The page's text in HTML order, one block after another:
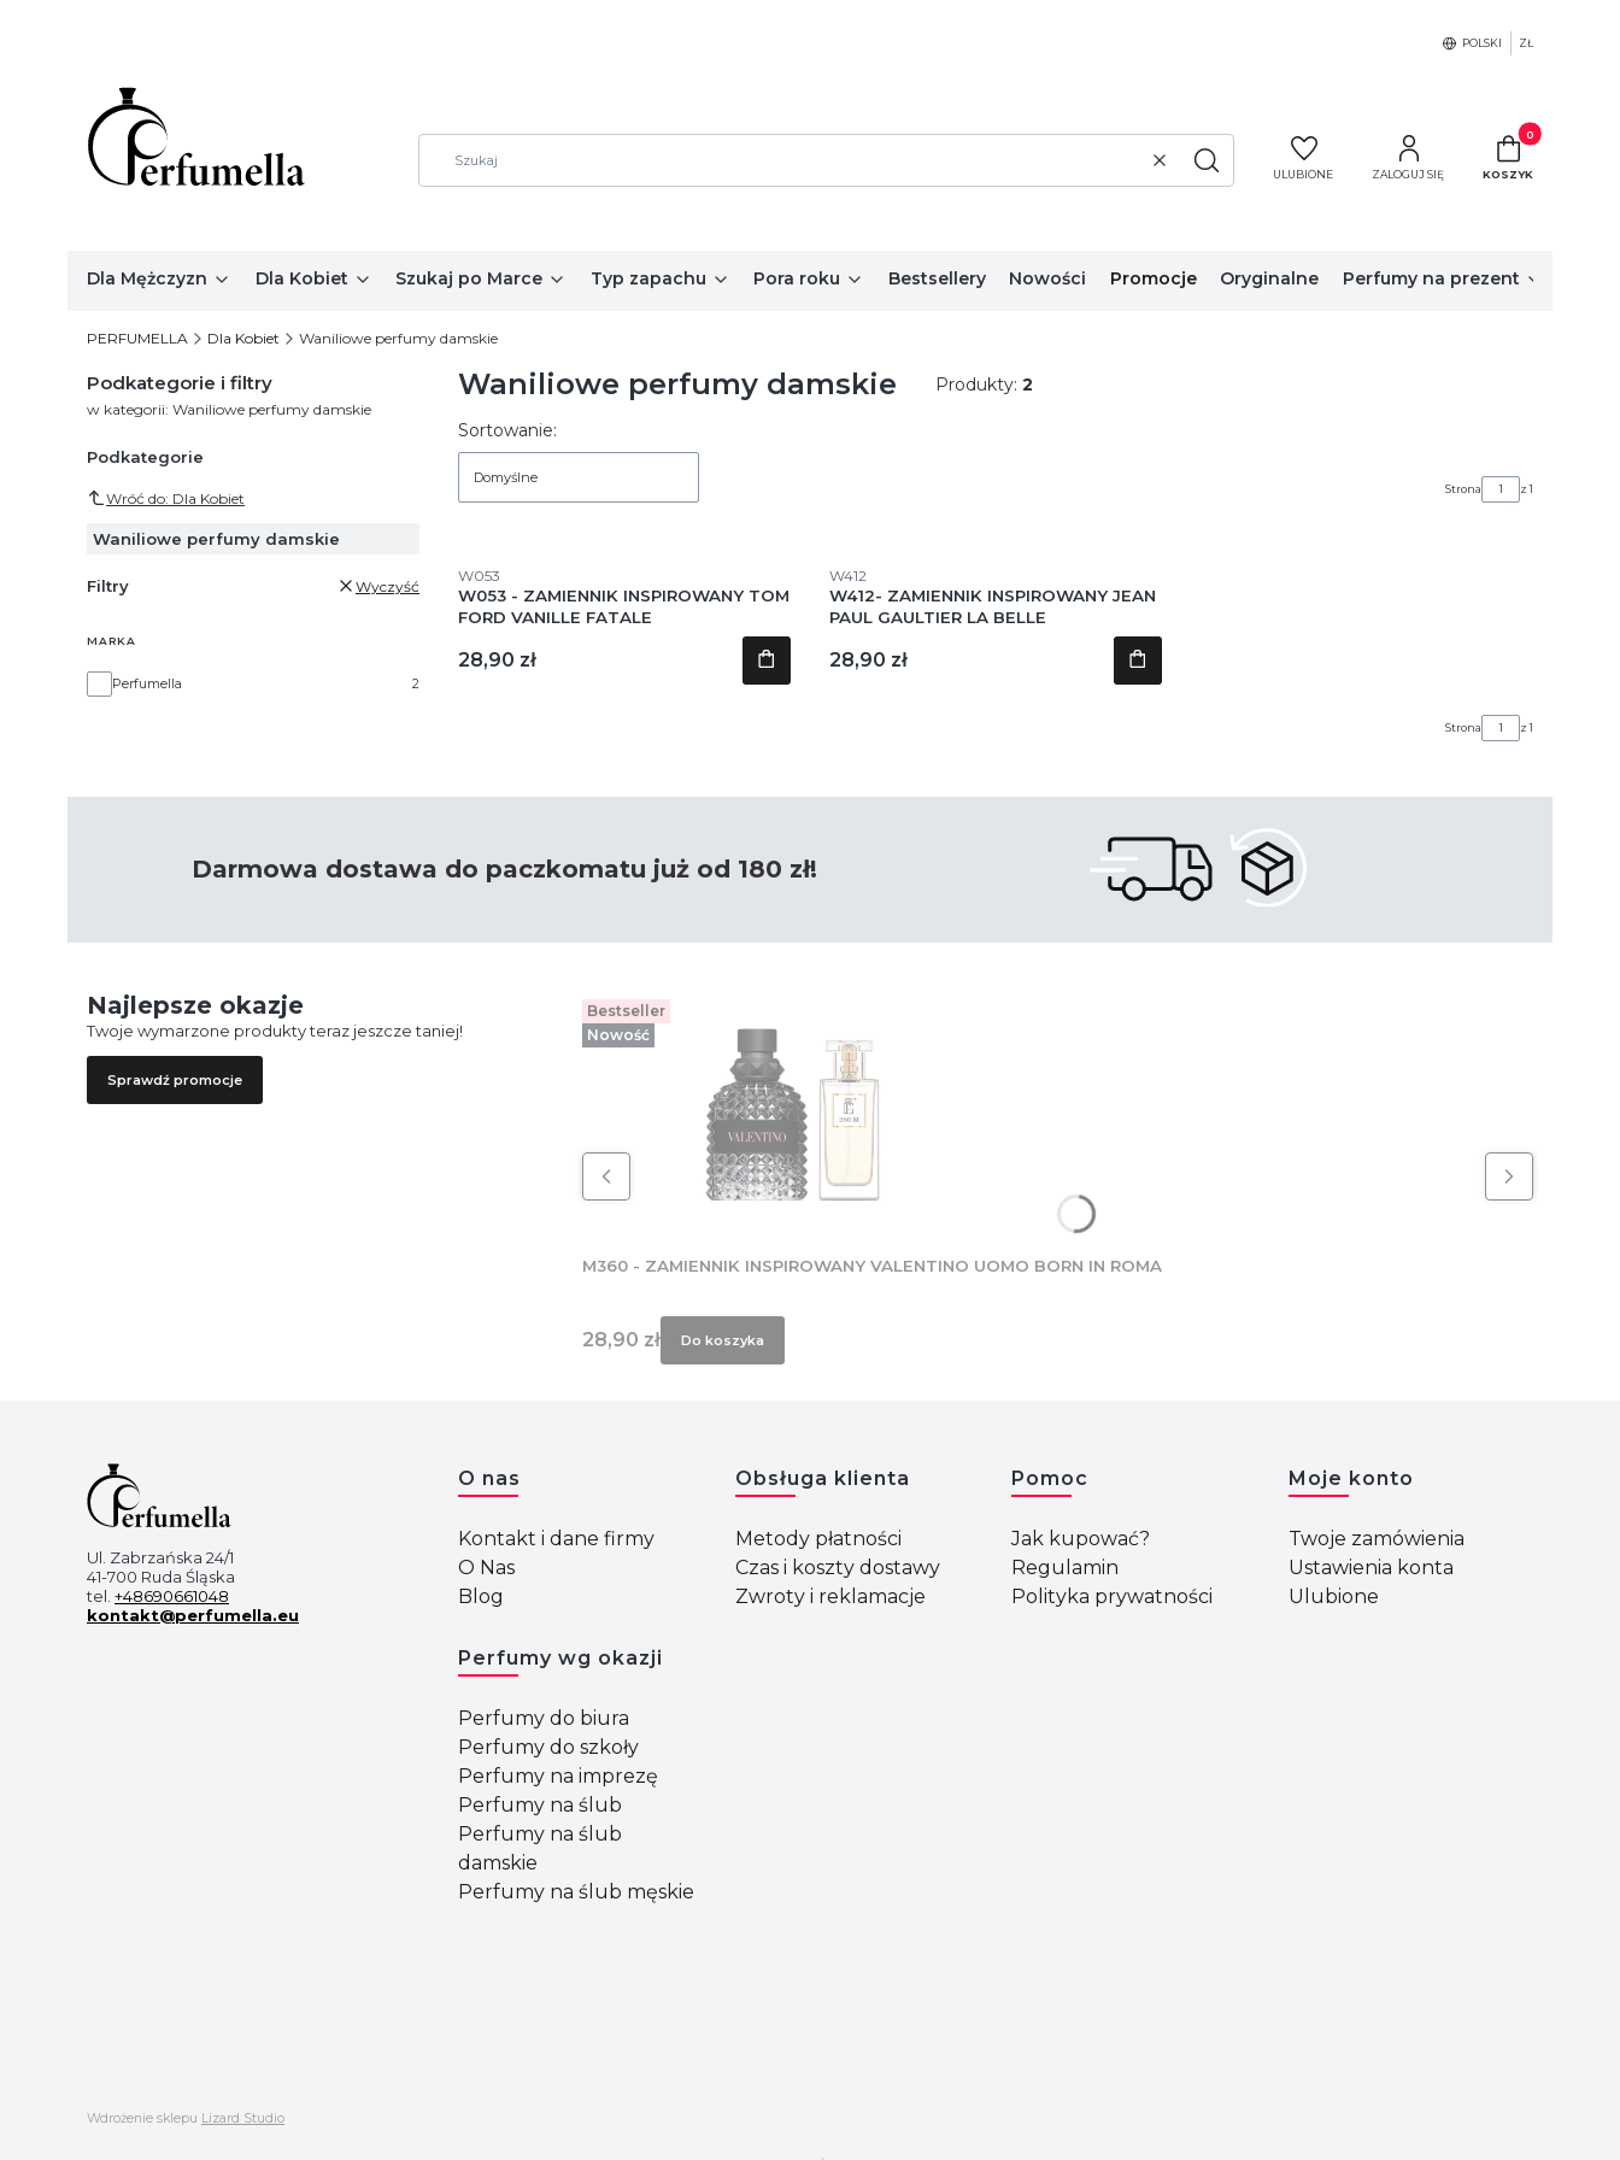
POLSKI ZŁ
WyczyśćSzukaj ULUBIONE ZALOGUJ SIĘ
Produkty w
KOSZYK
Dla Mężczyzn Dla Kobiet Szukaj po Marce Typ zapachu Pora roku Bestsellery Nowości Promocje Oryginalne Perfumy na prezent
PERFUMELLA Dla Kobiet Waniliowe perfumy damskie
Podkategorie i filtry
w kategorii: Waniliowe perfumy damskie
Podkategorie
Wróć do: Dla Kobiet
Waniliowe perfumy damskie
Filtry Wyczyść
MARKA
MarkaPerfumella 2
Waniliowe perfumy damskie Produkty: 2
Lista produktów
Sortowanie:
Domyślne
Strona z 1
Kod produktu
W053
W053 - ZAMIENNIK INSPIROWANY TOM
FORD VANILLE FATALE
Cena
28,90 zł
Kod produktu
W412
W412- ZAMIENNIK INSPIROWANY JEAN
PAUL GAULTIER LA BELLE
Cena
28,90 zł
Strona z 1
Darmowa dostawa do paczkomatu już od 180 zł!
Najlepsze okazje
Twoje wymarzone produkty teraz jeszcze taniej!
Sprawdź promocje
Bestseller
Nowość
M360 - ZAMIENNIK INSPIROWANY VALENTINO UOMO BORN IN ROMA
Cena
28,90 zł Do koszyka
Ul. Zabrzańska 24/1
41-700 Ruda Śląska
tel. +48690661048
kontakt@perfumella.eu
Wdrożenie sklepu Lizard Studio
Linki w stopce
O nas
Kontakt i dane firmy
O Nas
Blog
Obsługa klienta
Metody płatności
Czas i koszty dostawy
Zwroty i reklamacje
Pomoc
Jak kupować?
Regulamin
Polityka prywatności
Moje konto
Twoje zamówienia
Ustawienia konta
Ulubione
Perfumy wg okazji
Perfumy do biura
Perfumy do szkoły
Perfumy na imprezę
Perfumy na ślub
Perfumy na ślub
damskie
Perfumy na ślub męskie